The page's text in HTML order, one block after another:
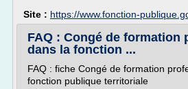
Site : https://www.fonction-
FAQ : Congé de formation
dans la fonction ...
FAQ : fiche Congé de formation
fonction publique territoriale